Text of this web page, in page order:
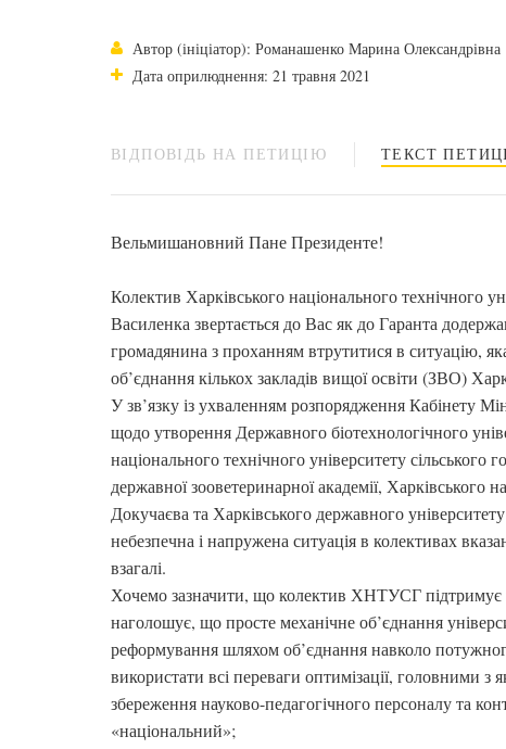
Автор (ініціатор): Романашенко Марина Олександрівна
Дата оприлюднення: 21 травня 2021
ВІДПОВІДЬ НА ПЕТИЦІЮ ТЕКСТ
Вельмишановний Пане Президенте!
Колектив Харківського національного технічного
Василенка звертається до Вас як до Гаранта
громадянина з проханням втрутитися в ситуацію,
об’єднання кількох закладів вищої освіти (ЗВО)
У зв’язку із ухваленням розпорядження Кабінету
щодо утворення Державного біотехнологічного
національного технічного університету сільського
державної зооветеринарної академії, Харківського
Докучаєва та Харківського державного
небезпечна і напружена ситуація в колективах
взагалі.
Хочемо зазначити, що колектив ХНТУСГ
наголошує, що просте механічне об’єднання
реформування шляхом об’єднання навколо
використати всі переваги оптимізації, головними з
збереження науково-педагогічного персоналу та
«національний»;